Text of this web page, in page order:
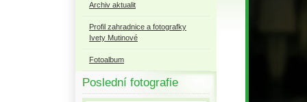
Archiv aktualit
Profil zahradnice a fotografky
Ivety Mutinové
Fotoalbum
Poslední fotografie